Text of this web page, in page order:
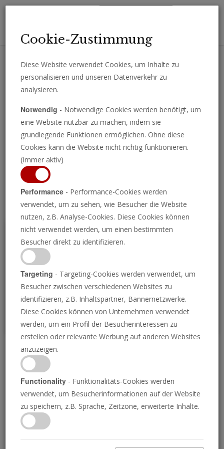
Erhalten Sie wichtige Analysen, Kommentare und Nachrichten
Programm ansehen
P
Jeremia baut ein
Königreich
27.01.2023 • 24 Minuten
In den Seiten der Geschichte ist ein höchst
bemerkenswertes Ereignis verborgen: Der
Cookie-Zustimmung
Diese Website verwendet Cookies, um Inhalte zu
personalisieren und unseren Datenverkehr zu
analysieren.
Notwendig - Notwendige Cookies werden benötigt, um
eine Website nutzbar zu machen, indem sie
grundlegende Funktionen ermöglichen. Ohne diese
Cookies kann die Website nicht richtig funktionieren.
(Immer aktiv)
Performance - Performance-Cookies werden
verwendet, um zu sehen, wie Besucher die Website
nutzen, z.B. Analyse-Cookies. Diese Cookies können
nicht verwendet werden, um einen bestimmten
Besucher direkt zu identifizieren.
Targeting - Targeting-Cookies werden verwendet, um
Besucher zwischen verschiedenen Websites zu
identifizieren, z.B. Inhaltspartner, Bannernetzwerke.
Diese Cookies können von Unternehmen verwendet
werden, um ein Profil der Besucherinteressen zu
erstellen oder relevante Werbung auf anderen Websites
anzuzeigen.
Functionality - Funktionalitäts-Cookies werden
verwendet, um Besucherinformationen auf der Website
zu speichern, z.B. Sprache, Zeitzone, erweiterte Inhalte.